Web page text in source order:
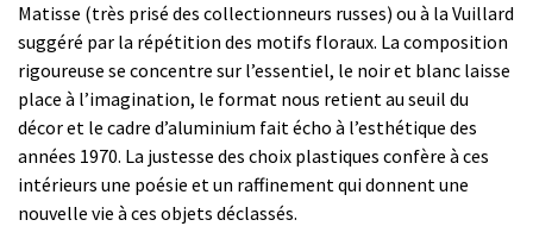
Matisse (très prisé des collectionneurs russes) ou à la Vuillard
suggéré par la répétition des motifs floraux. La composition
rigoureuse se concentre sur l’essentiel, le noir et blanc laisse
place à l’imagination, le format nous retient au seuil du
décor et le cadre d’aluminium fait écho à l’esthétique des
années 1970. La justesse des choix plastiques confère à ces
intérieurs une poésie et un raffinement qui donnent une
nouvelle vie à ces objets déclassés.